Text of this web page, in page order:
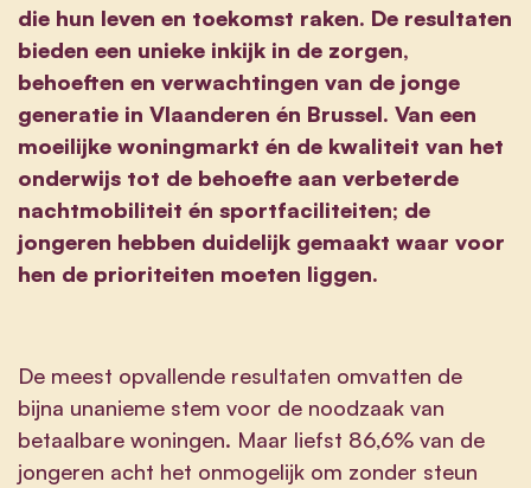
die hun leven en toekomst raken. De resultaten
bieden een unieke inkijk in de zorgen,
behoeften en verwachtingen van de jonge
generatie in Vlaanderen én Brussel. Van een
moeilijke woningmarkt én de kwaliteit van het
onderwijs tot de behoefte aan verbeterde
nachtmobiliteit én sportfaciliteiten; de
jongeren hebben duidelijk gemaakt waar voor
hen de prioriteiten moeten liggen.
De meest opvallende resultaten omvatten de
bijna unanieme stem voor de noodzaak van
betaalbare woningen. Maar liefst 86,6% van de
jongeren acht het onmogelijk om zonder steun